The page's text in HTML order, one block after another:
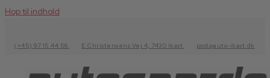
Hop til indhold
(+45) 97 15 44 56 E Christensens Vej 4, 7430 Ikast post@auto-ikast.dk